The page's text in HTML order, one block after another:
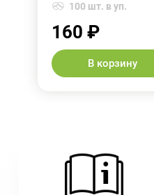
100 шт. в уп.
160 ₽
В корзину